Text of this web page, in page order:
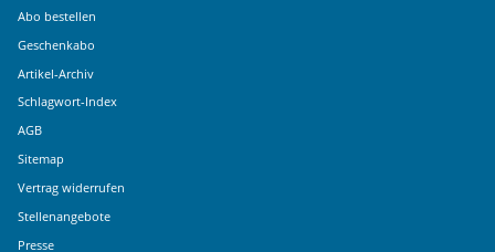
Abo bestellen
Geschenkabo
Artikel-Archiv
Schlagwort-Index
AGB
Sitemap
Vertrag widerrufen
Stellenangebote
Presse